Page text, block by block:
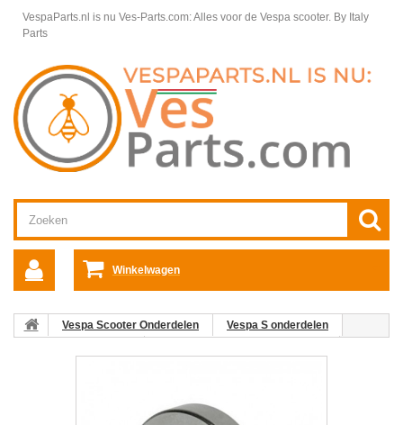
VespaParts.nl is nu Ves-Parts.com: Alles voor de Vespa scooter. By Italy
Parts
Winkelwagen
Vespa Scooter Onderdelen
Vespa S onderdelen